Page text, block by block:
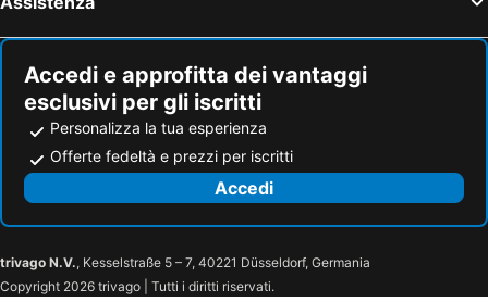
Accedi e approfitta dei vantaggi
esclusivi per gli iscritti
Personalizza la tua esperienza
Offerte fedeltà e prezzi per iscritti
Accedi
trivago N.V., Kesselstraße 5 – 7, 40221 Düsseldorf, Germania
Copyright 2026 trivago | Tutti i diritti riservati.